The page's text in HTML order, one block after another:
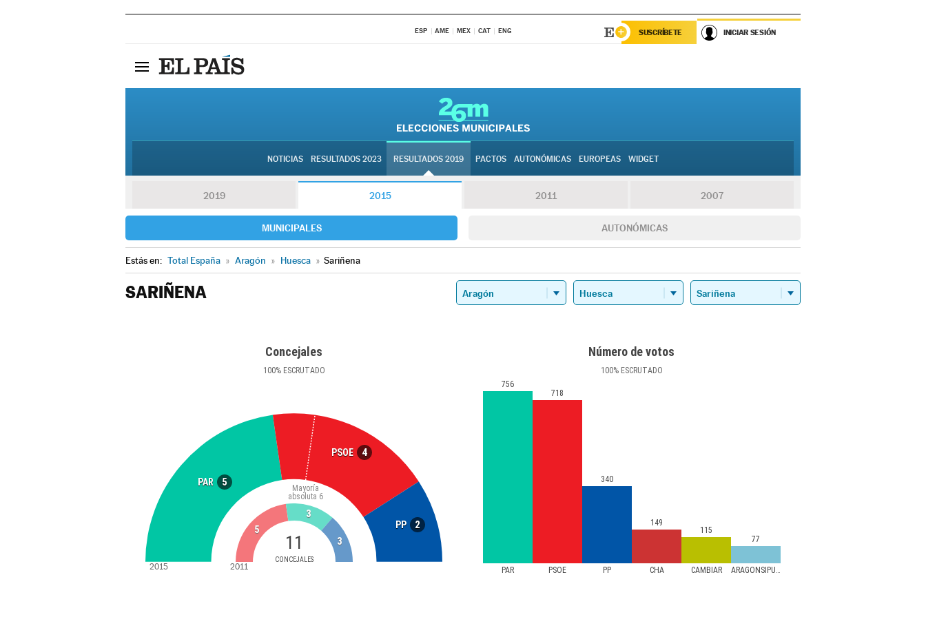
ESP AME MEX CAT ENG SUSCRÍBETE INICIAR SESIÓN
NOTICIAS RESULTADOS 2023 RESULTADOS 2019 PACTOS AUTONÓMICAS EUROPEAS WIDGET
2019 2015 2011 2007
MUNICIPALES AUTONÓMICAS
Estás en: Total España » Aragón » Huesca » Sariñena
SARIÑENA
Concejales
100%ESCRUTADO
PAR 5
PSOE 4
PP 2
11
CONCEJALES
Mayoría
absoluta 6
5
3
3
2015 2011
Número de votos
100%ESCRUTADO
PAR PSOE PP CHA CAMBIAR ARAGONSIPUEDE
756
718
340
149
115
77